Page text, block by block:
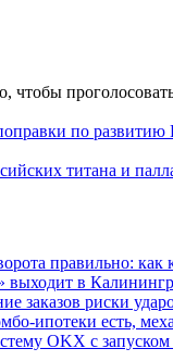
чтобы
по
титана и
правильно: как
в
заказов риски
ипотеки есть,
OKX с